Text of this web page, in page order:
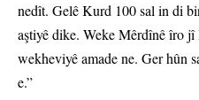
nedît. Gelê Kurd 100 sal in di
aştiyê dike. Weke Mêrdînê îro
wekheviyê amade ne. Ger hûn
e.”